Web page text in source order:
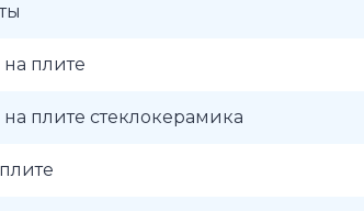
плите
плите стеклокерамика